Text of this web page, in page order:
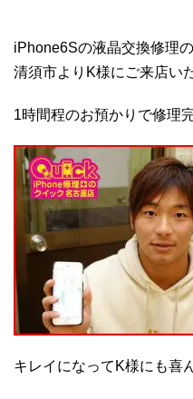
iPhone6Sの液晶交換修理の
清須市よりK様にご来店い
1時間程のお預かりで修理
キレイになってK様にも喜